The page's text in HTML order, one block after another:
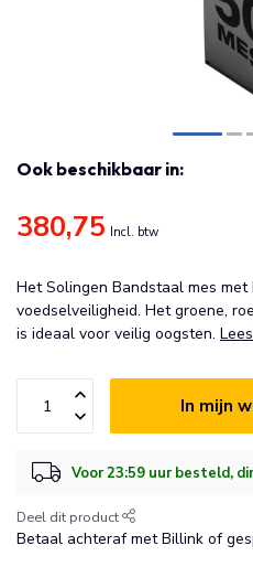
Ook beschikbaar in:
380,75 Incl. btw
Het Solingen Bandstaal mes
voedselveiligheid. Het groene,
is ideaal voor veilig oogsten.
In mijn
Voor 23:59 uur besteld,
Deel dit product
Betaal achteraf met Billink of